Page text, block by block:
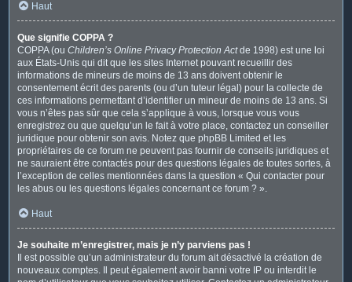
Haut
Que signifie COPPA ?
COPPA (ou Children’s Online Privacy Protection Actde 1998) est une loi
aux États-Unis qui dit que les sites Internet pouvant recueillir des
informations de mineurs de moins de 13 ans doivent obtenir le
consentement écrit des parents (ou d’un tuteur légal) pour la collecte de
ces informations permettant d’identifier un mineur de moins de 13 ans. Si
vous n’êtes pas sûr que cela s’applique à vous, lorsque vous vous
enregistrez ou que quelqu’un le fait à votre place, contactez un conseiller
juridique pour obtenir son avis. Notez que phpBB Limited et les
propriétaires de ce forum ne peuvent pas fournir de conseils juridiques et
ne sauraient être contactés pour des questions légales de toutes sortes, à
l’exception de celles mentionnées dans la question « Qui contacter pour
les abus ou les questions légales concernant ce forum ? ».
Haut
Je souhaite m’enregistrer, mais je n’y parviens pas !
Il est possible qu’un administrateur du forum ait désactivé la création de
nouveaux comptes. Il peut également avoir banni votre IP ou interdit le